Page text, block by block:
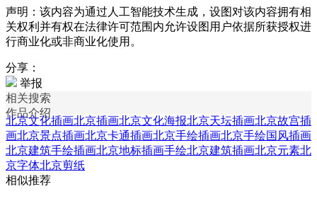
声明：该内容为通过人工智能技术生成，设图对该内容拥有相
关权利并有权在法律许可范围内允许设图用户依据所获授权进
行商业化或非商业化使用。
分享：
举报
相关搜索
作品介绍
北京文化插画北京插画北京文化海报北京天坛插画北京故宫插
画北京景点插画北京卡通插画北京手绘插画北京手绘国风插画
北京建筑手绘插画北京地标插画手绘北京建筑插画北京元素北
京字体北京剪纸
相似推荐